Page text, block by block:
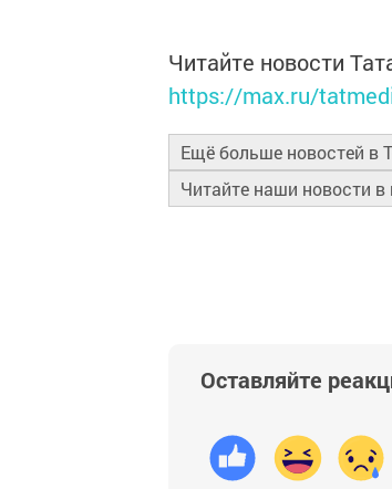
Читайте новости
https://max.ru/
Ещё больше новостей в
Читайте наши новости
Оставляйте